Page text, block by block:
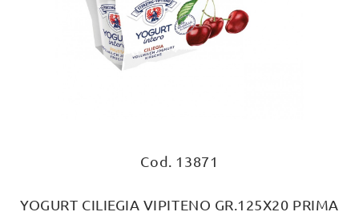
Cod. 13871
YOGURT CILIEGIA VIPITENO GR.125X20 PRIMA